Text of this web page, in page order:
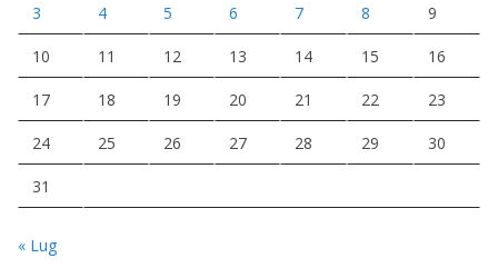
3 4 5 6 7 8 9
10 11 12 13 14 15 16
17 18 19 20 21 22 23
24 25 26 27 28 29 30
31
« Lug